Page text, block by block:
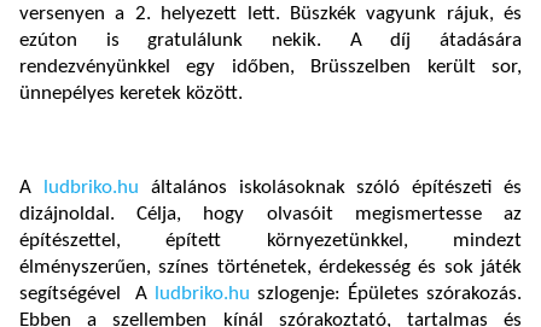
versenyen a 2. helyezett lett. Büszkék vagyunk rájuk, és
ezúton is gratulálunk nekik. A díj átadására
rendezvényünkkel egy időben, Brüsszelben került sor,
ünnepélyes keretek között.
A ludbriko.hu általános iskolásoknak szóló építészeti és
dizájnoldal. Célja, hogy olvasóit megismertesse az
építészettel, épített környezetünkkel, mindezt
élményszerűen, színes történetek, érdekesség és sok játék
segítségével A
ludbriko.hu szlogenje: Épületes szórakozás.
Ebben a szellemben kínál szórakoztató, tartalmas és